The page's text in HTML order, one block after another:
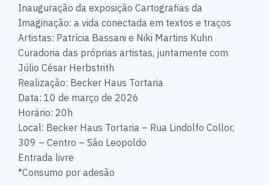
Inauguração da exposição Cartografias da
Imaginação: a vida conectada em textos e traços
Artistas: Patrícia Bassani e Niki Martins Kuhn
Curadoria das próprias artistas, juntamente com
Júlio César Herbstrith
Realização: Becker Haus Tortaria
Data: 10 de março de 2026
Horário: 20h
Local: Becker Haus Tortaria – Rua Lindolfo Collor,
309 – Centro – São Leopoldo
Entrada livre
*Consumo por adesão